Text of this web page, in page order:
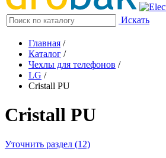
Искать
Главная /
Каталог /
Чехлы для телефонов /
LG /
Cristall PU
Cristall PU
Уточнить раздел (12)